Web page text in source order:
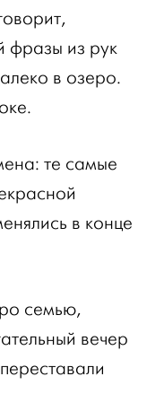
фразы из рук
в озеро.
те самые
в конце
семью,
вечер